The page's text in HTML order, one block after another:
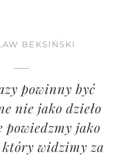
BEKSIŃSKI
powinny być
nie jako dzieło
powiedzmy jako
widzimy za